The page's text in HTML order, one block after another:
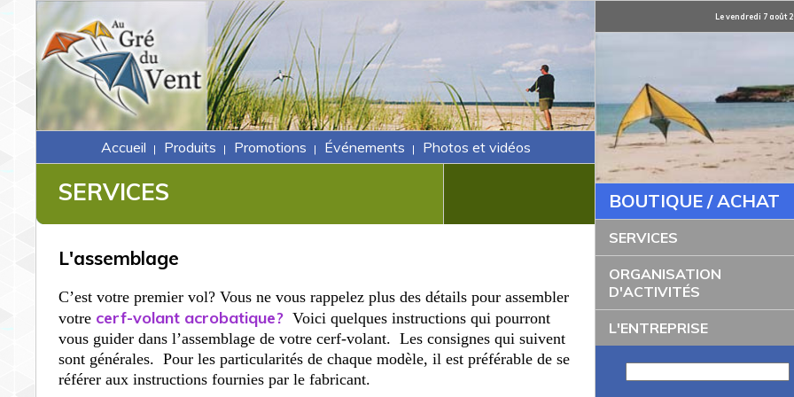
Accueil | Produits | Promotions | Événements | Photos et vidéos
SERVICES
L'assemblage
C’est votre premier vol? Vous ne vous rappelez plus des détails pour assembler
votre cerf-volant acrobatique? Voici quelques instructions qui pourront
vous guider dans l’assemblage de votre cerf-volant. Les consignes qui suivent
sont générales. Pour les particularités de chaque modèle, il est préférable de se
référer aux instructions fournies par le fabricant.
Le vendredi 7 août
BOUTIQUE / ACHAT
SERVICES
ORGANISATION
D'ACTIVITÉS
L'ENTREPRISE